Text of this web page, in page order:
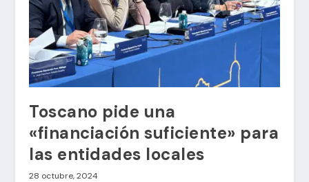
Toscano pide una
«financiación suficiente» para
las entidades locales
28 octubre, 2024